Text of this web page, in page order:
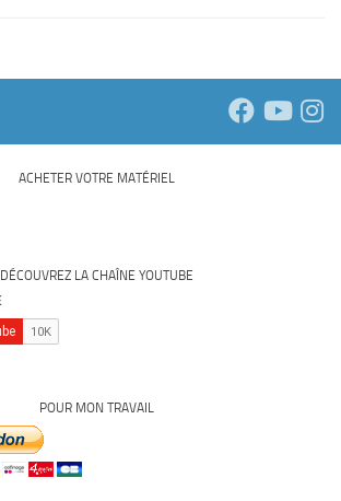
ACHETER VOTRE MATÉRIEL
DÉCOUVREZ LA CHAÎNE YOUTUBE
POUR MON TRAVAIL